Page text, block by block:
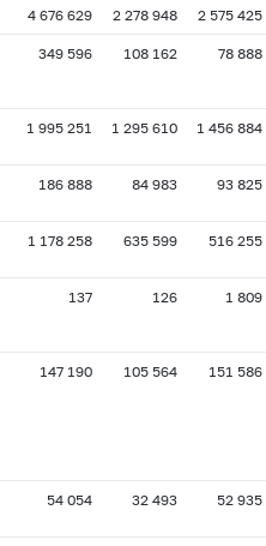
4 676 629 2 278 948 2 575 425
349 596 108 162 78 888
1 995 251 1 295 610 1 456 884
186 888 84 983 93 825
1 178 258 635 599 516 255
137 126 1 809
147 190 105 564 151 586
54 054 32 493 52 935